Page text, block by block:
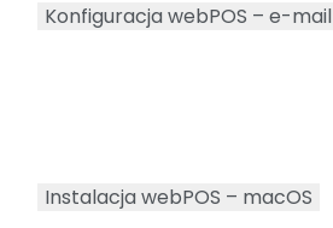
Konfiguracja webPOS – e-mail
Instalacja webPOS – macOS